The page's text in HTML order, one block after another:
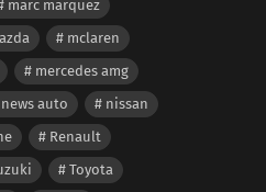
marc marquez
mclaren
mercedes amg
news auto
nissan
Renault
Toyota